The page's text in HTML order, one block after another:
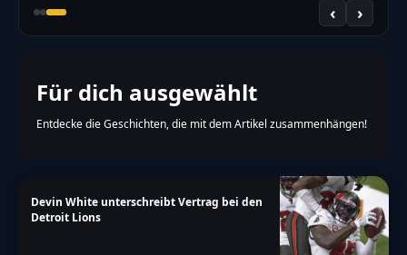
‹ ›
Für dich ausgewählt
Entdecke die Geschichten, die mit dem Artikel zusammenhängen!
Devin White unterschreibt Vertrag bei den
Detroit Lions